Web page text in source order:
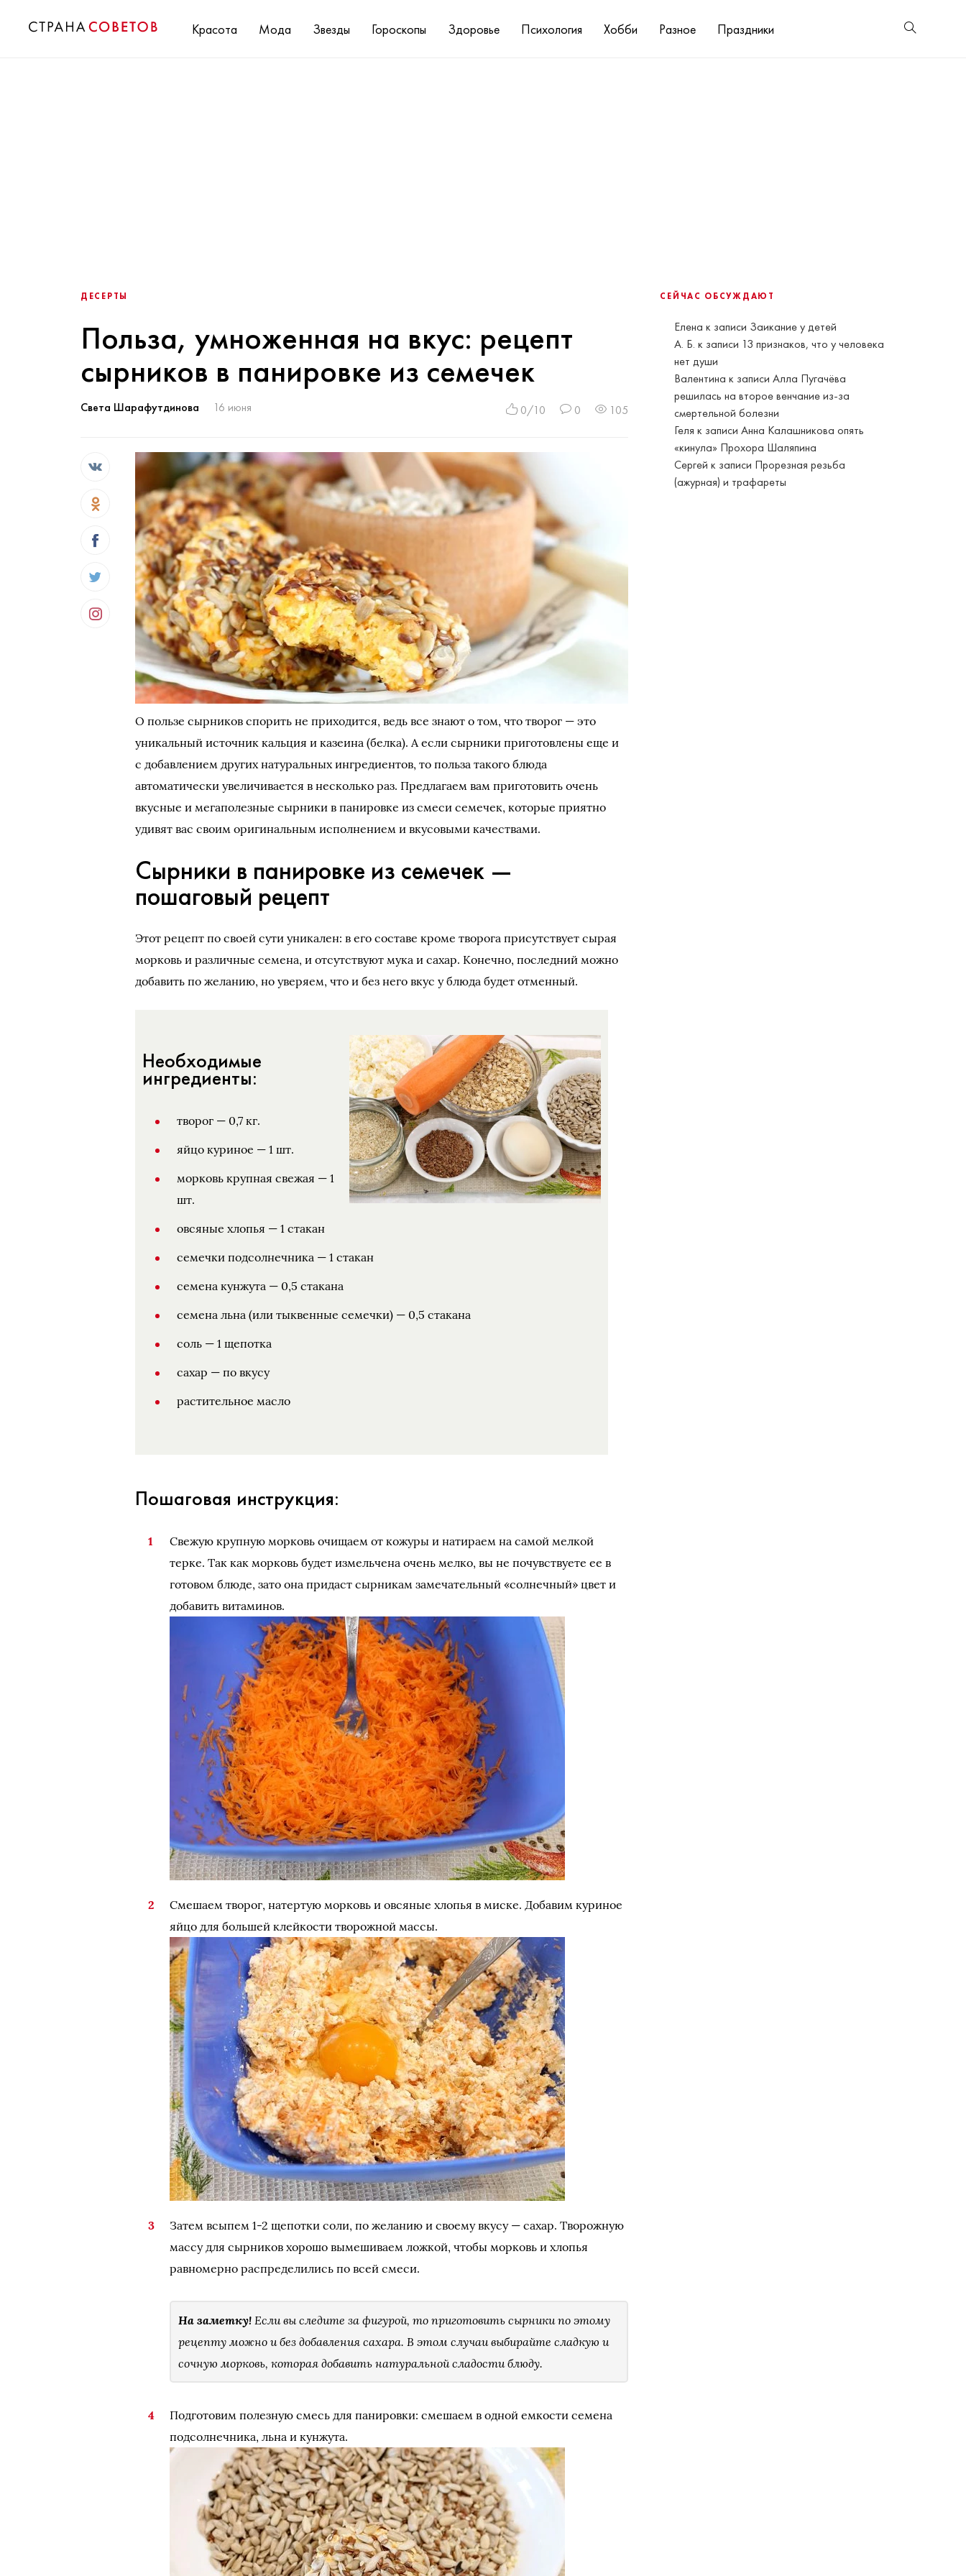
Красота Мода Звезды Гороскопы Здоровье Психология Хобби Разное Праздники
СЕЙЧАС ОБСУЖДАЮТ
Елена к записи Заикание у детей
А. Б. к записи 13 признаков, что у человека
нет души
Валентина к записиАлла Пугачёва
решилась на второе венчание из-за
смертельной болезни
Геля к записиАнна Калашникова опять
«кинула» Прохора Шаляпина
Сергей к записи Прорезная резьба
(ажурная) и трафареты
ДЕСЕРТЫ
Польза, умноженная на вкус: рецепт
сырников в панировке из семечек
Света Шарафутдинова 16 июня 0/10 0 105
О пользе сырников спорить не приходится, ведь все знают о том, что творог — это
уникальный источник кальция и казеина (белка). А если сырники приготовлены еще и
с добавлением других натуральных ингредиентов, то польза такого блюда
автоматически увеличивается в несколько раз. Предлагаем вам приготовить очень
вкусные и мегаполезные сырники в панировке из смеси семечек, которые приятно
удивят вас своим оригинальным исполнением и вкусовыми качествами.
Сырники в панировке из семечек —
пошаговый рецепт
Этот рецепт по своей сути уникален: в его составе кроме творога присутствует сырая
морковь и различные семена, и отсутствуют мука и сахар. Конечно, последний можно
добавить по желанию, но уверяем, что и без него вкус у блюда будет отменный.
Необходимые
ингредиенты:
творог — 0,7 кг.
яйцо куриное — 1 шт.
морковь крупная свежая — 1
шт.
овсяные хлопья — 1 стакан
семечки подсолнечника — 1 стакан
семена кунжута — 0,5 стакана
семена льна (или тыквенные семечки) — 0,5 стакана
соль — 1 щепотка
сахар — по вкусу
растительное масло
Пошаговая инструкция:
Свежую крупную морковь очищаем от кожуры и натираем на самой мелкой
терке. Так как морковь будет измельчена очень мелко, вы не почувствуете ее в
готовом блюде, зато она придаст сырникам замечательный «солнечный» цвет и
добавить витаминов.
Смешаем творог, натертую морковь и овсяные хлопья в миске. Добавим куриное
яйцо для большей клейкости творожной массы.
Затем всыпем 1-2 щепотки соли, по желанию и своему вкусу — сахар. Творожную
массу для сырников хорошо вымешиваем ложкой, чтобы морковь и хлопья
равномерно распределились по всей смеси.
На заметку! Если вы следите за фигурой, то приготовить сырники по этому
рецепту можно и без добавления сахара. В этом случаи выбирайте сладкую и
сочную морковь, которая добавить натуральной сладости блюду.
Подготовим полезную смесь для панировки: смешаем в одной емкости семена
подсолнечника, льна и кунжута.